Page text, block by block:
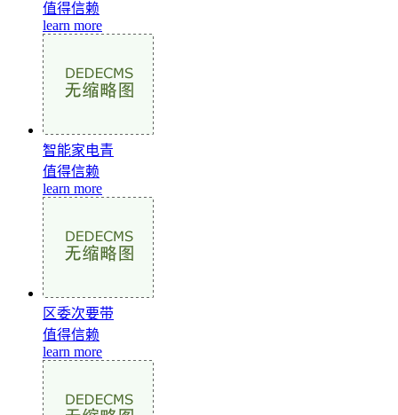
值得信赖
learn more
智能家电青
值得信赖
learn more
区委次要带
值得信赖
learn more